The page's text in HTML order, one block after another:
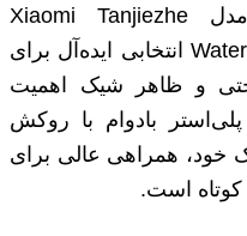
کیف رو دوشی ضد آب مدل Xiaomi Tanjiezhe
Waterproof Crossbody Bag YG028 انتخابی ایده‌آل برای
و ظاهر شیک اهمیت
بادوام با روکش
همراهی عالی برای
کوتاه است.